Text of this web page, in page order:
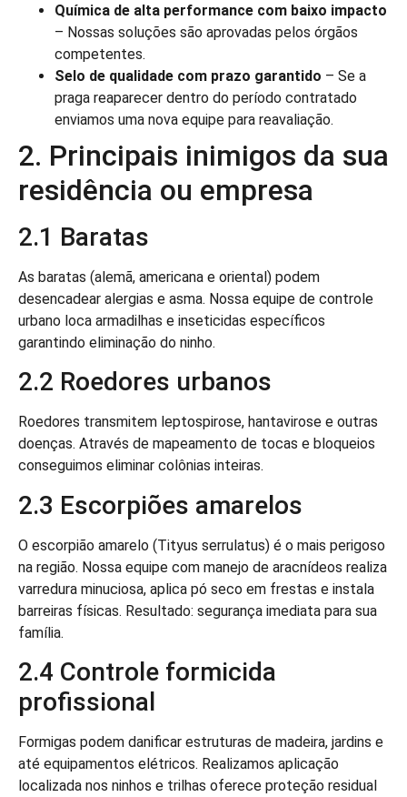
Química de alta performance com baixo impacto
– Nossas soluções são aprovadas pelos órgãos
competentes.
Selo de qualidade com prazo garantido – Se a
praga reaparecer dentro do período contratado
enviamos uma nova equipe para reavaliação.
2. Principais inimigos da sua
residência ou empresa
2.1 Baratas
As baratas (alemã, americana e oriental) podem
desencadear alergias e asma. Nossa equipe de controle
urbano loca armadilhas e inseticidas específicos
garantindo eliminação do ninho.
2.2 Roedores urbanos
Roedores transmitem leptospirose, hantavirose e outras
doenças. Através de mapeamento de tocas e bloqueios
conseguimos eliminar colônias inteiras.
2.3 Escorpiões amarelos
O escorpião amarelo (Tityus serrulatus) é o mais perigoso
na região. Nossa equipe com manejo de aracnídeos realiza
varredura minuciosa, aplica pó seco em frestas e instala
barreiras físicas. Resultado: segurança imediata para sua
família.
2.4 Controle formicida
profissional
Formigas podem danificar estruturas de madeira, jardins e
até equipamentos elétricos. Realizamos aplicação
localizada nos ninhos e trilhas oferece proteção residual